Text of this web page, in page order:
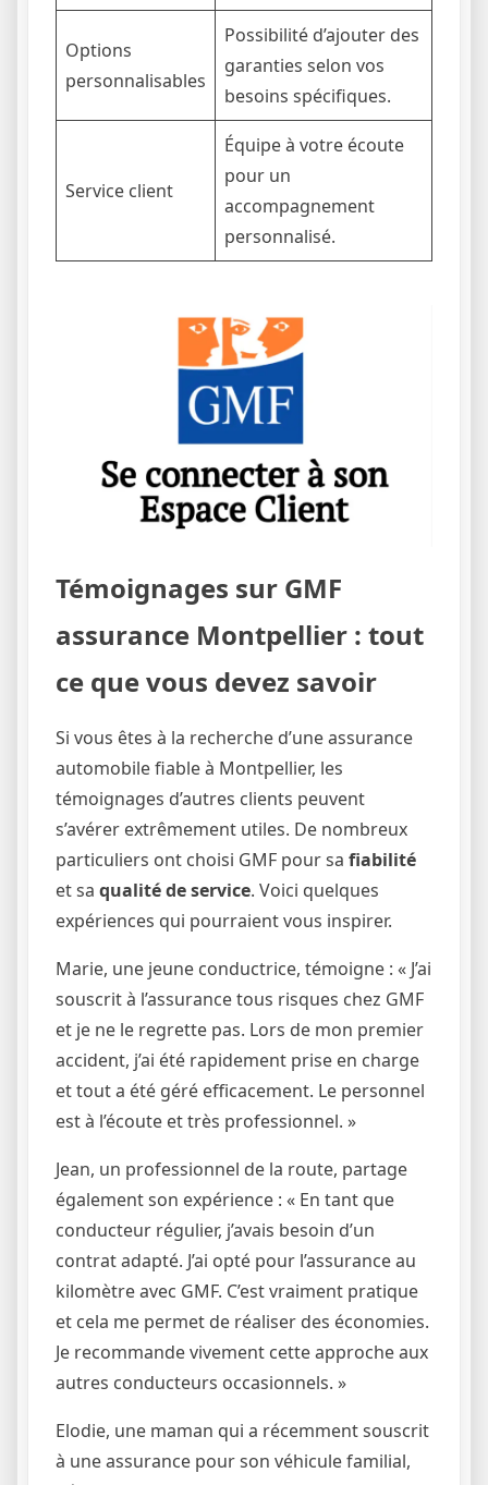
Options
personnalisables
Possibilité d’ajouter des
garanties selon vos
besoins spécifiques.
Service client
Équipe à votre écoute
pour un
accompagnement
personnalisé.
Témoignages sur GMF
assurance Montpellier : tout
ce que vous devez savoir
Si vous êtes à la recherche d’une assurance
automobile fiable à Montpellier, les
témoignages d’autres clients peuvent
s’avérer extrêmement utiles. De nombreux
particuliers ont choisi GMF pour sa fiabilité
et sa qualité de service. Voici quelques
expériences qui pourraient vous inspirer.
Marie, une jeune conductrice, témoigne : « J’ai
souscrit à l’assurance tous risques chez GMF
et je ne le regrette pas. Lors de mon premier
accident, j’ai été rapidement prise en charge
et tout a été géré efficacement. Le personnel
est à l’écoute et très professionnel. »
Jean, un professionnel de la route, partage
également son expérience : « En tant que
conducteur régulier, j’avais besoin d’un
contrat adapté. J’ai opté pour l’assurance au
kilomètre avec GMF. C’est vraiment pratique
et cela me permet de réaliser des économies.
Je recommande vivement cette approche aux
autres conducteurs occasionnels. »
Elodie, une maman qui a récemment souscrit
à une assurance pour son véhicule familial,